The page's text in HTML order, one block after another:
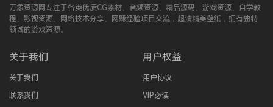
万象资源网专注于各类优质CG素材、音频资源、精品源码、游戏资源、自学教
程、影视资源、网络技术分享、网赚经验项目交流，超清精美壁纸，拥有独特
领域的游戏资源。
关于我们
关于我们
联系我们
用户权益
用户协议
VIP必读